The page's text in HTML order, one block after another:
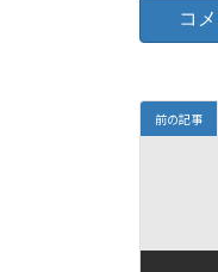
前の記事